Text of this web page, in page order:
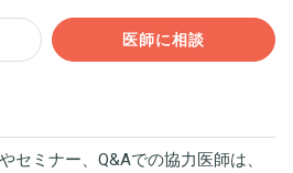
医師に相談
セミナー、Q&Aでの協力医師は、